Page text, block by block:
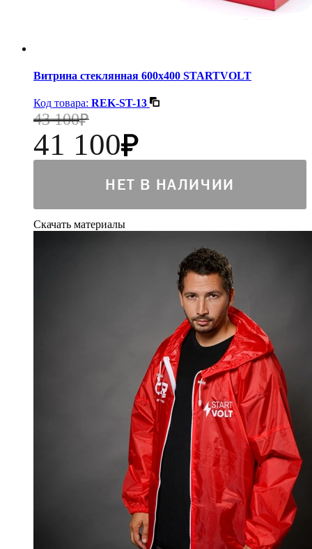
Витрина стеклянная 600х400 STARTVOLT
Код товара: REK-ST-13
43 100
41 100
НЕТ В НАЛИЧИИ
Скачать материалы